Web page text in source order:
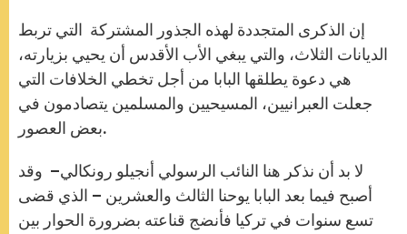
إن الذكرى المتجددة لهذه الجذور المشتركة التي تربط
الديانات الثلاث، والتي يبغي الأب الأقدس أن يحيي بزيارته،
هي دعوة يطلقها البابا من أجل تخطي الخلافات التي
جعلت العبرانيين، المسيحيين والمسلمين يتصادمون في
بعض العصور.
لا بد أن نذكر هنا النائب الرسولي أنجيلو رونكالي– وقد
أصبح فيما بعد البابا يوحنا الثالث والعشرين – الذي قضى
تسع سنوات في تركيا فأنضج قناعته بضرورة الحوار بين